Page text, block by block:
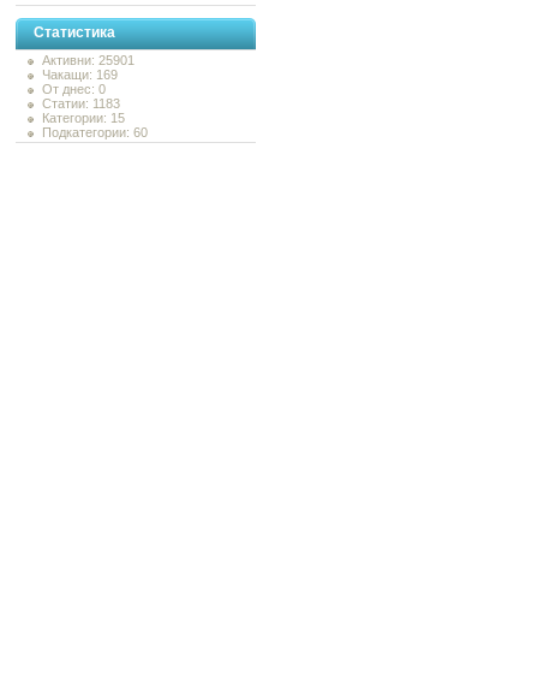
Статистика
Активни: 25901
Чакащи: 169
От днес: 0
Статии: 1183
Категории: 15
Подкатегории: 60